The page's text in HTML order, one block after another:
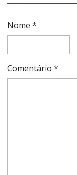
Nome *
Comentário *